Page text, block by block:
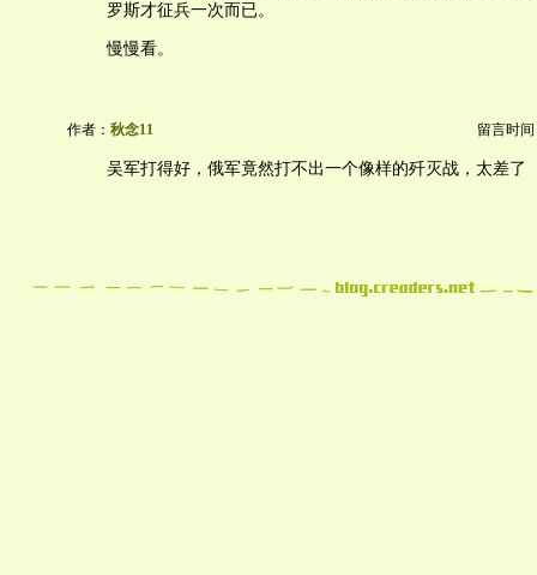
罗斯才征兵一次而已。
慢慢看。
作者： 秋念11 留言时间
吴军打得好，俄军竟然打不出一个像样的歼灭战，太差了